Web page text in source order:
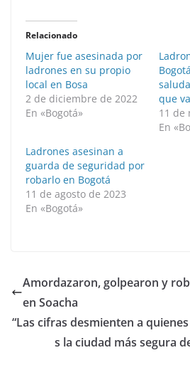
Relacionado
Mujer fue asesinada por
ladrones en su propio
local en Bosa
2 de diciembre de 2022
En «Bogotá»
que
11 de
En
Ladrones asesinan a
guarda de seguridad por
robarlo en Bogotá
11 de agosto de 2023
En «Bogotá»
Amordazaron, golpearon y
en Soacha
“Las cifras desmienten a
s la ciudad más segura